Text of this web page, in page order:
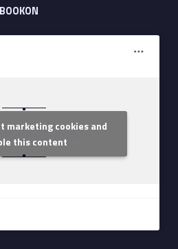
Kórház
marketing cookies and
this content